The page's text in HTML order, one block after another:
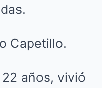
Capetillo.
años, vivió